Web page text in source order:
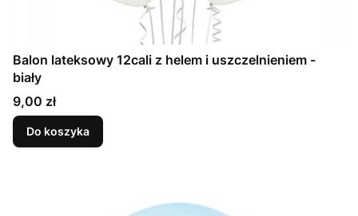
Balon lateksowy 12cali z helem i uszczelnieniem -
biały
Cena
9,00 zł
Do koszyka